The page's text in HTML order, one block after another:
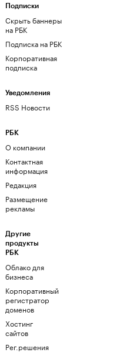
Подписки
Скрыть баннеры
на РБК
Подписка на РБК
Корпоративная
подписка
Уведомления
RSS Новости
РБК
О компании
Контактная
информация
Редакция
Размещение
рекламы
Другие
продукты
РБК
Облако для
бизнеса
Корпоративный
регистратор
доменов
Хостинг
сайтов
Рег.решения